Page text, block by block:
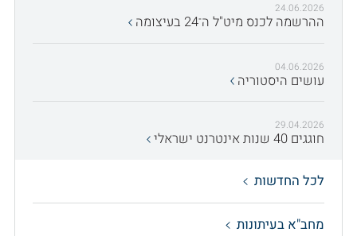
24.06.2026
ההרשמה לכנס מיט"ל ה־24 בעיצומה
04.06.2026
עושים היסטוריה
29.04.2026
חוגגים 40 שנות אינטרנט ישראלי
לכל החדשות
מחב"א בעיתונות